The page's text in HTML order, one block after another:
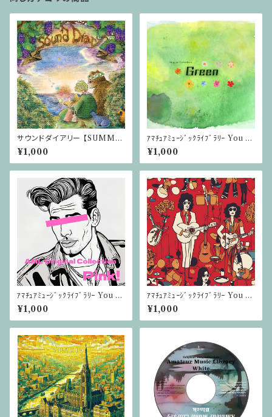
サウンドダイアリー 【SUMME
R SOUND DIARY 2025イベ
ントソング】
¥1,000
ｱﾏﾁｭｱﾐｭｰｼﾞｯｸﾗｲﾌﾞﾗﾘｰ You T
ubeアルバム CD版【Green】
¥1,000
ｱﾏﾁｭｱﾐｭｰｼﾞｯｸﾗｲﾌﾞﾗﾘｰ You T
ubeアルバム CD版【Pink】
¥1,000
ｱﾏﾁｭｱﾐｭｰｼﾞｯｸﾗｲﾌﾞﾗﾘｰ You T
ubeアルバム CD版【Red】
¥1,000